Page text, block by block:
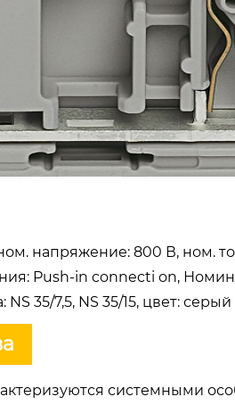
напряжение: 800 В, ном.
Push-in connecti on,
NS 35/7,5, NS 35/15, цвет: серый
системными